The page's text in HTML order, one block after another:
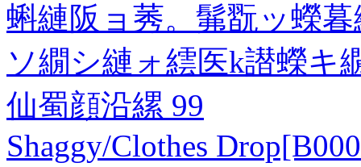
蝌縺阪ョ莠。髴翫ッ蠑
ソ繝シ縺ォ繧医k譛蠑キ
仙蜀顔沿縲 99
Shaggy/Clothes